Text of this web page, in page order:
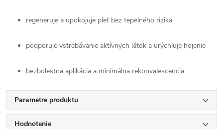
regeneruje a upokojuje pleť bez tepelného rizika
podporuje vstrebávanie aktívnych látok a urýchľuje hojenie
bezbolestná aplikácia a minimálna rekonvalescencia
Parametre produktu
Hodnotenie